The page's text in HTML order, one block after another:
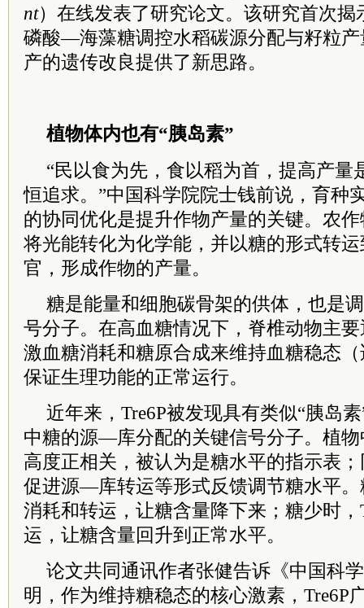
nt）在线发表了研究论文。该研究首次
磷酸—海藻糖调控水稻碳源分配与籽粒
产的遗传改良提供了新思路。
植物体内也有“胰岛素”
“民以食为先，食以稻为首，提高产量
恒追求。”中国科学院院士钱前说，育种
的协同优化是提升作物产量的关键。农
将光能转化为化学能，并以糖的形式转
官，形成作物的产量。
糖是能量和细胞碳骨架的供体，也是
号分子。在高血糖情况下，脊椎动物主
激血糖消耗和糖原合成来维持血糖稳态
保证生理功能的正常运行。
近年来，Tre6P被发现具有类似“胰岛
中糖的源—库分配的关键信号分子。植物
高度正相关，被认为是糖水平的指示表
促进源—库转运等形式反馈调节糖水平。
消耗和转运，让糖含量降下来；糖少时
运，让糖含量回升到正常水平。
论文共同通讯作者张健告诉《中国科
明，作为维持糖稳态的核心激素，Tre6P